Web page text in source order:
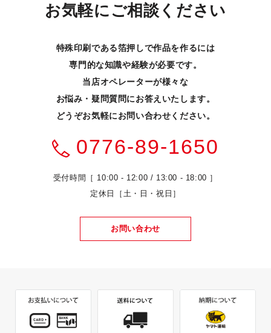
お気軽にご相談ください
特殊印刷である箔押しで作品を作るには
専門的な知識や経験が必要です。
当店オペレーターが様々な
お悩み・疑問質問にお答えいたします。
どうぞお気軽にお問い合わせください。
0776-89-1650
受付時間［ 10:00 - 12:00 / 13:00 - 18:00 ］
定休日［土・日・祝日］
お問い合わせ